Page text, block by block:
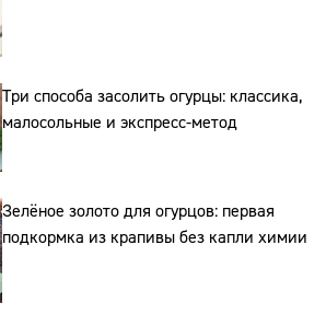
Три способа засолить огурцы: классика,
малосольные и экспресс-метод
Зелёное золото для огурцов: первая
подкормка из крапивы без капли химии